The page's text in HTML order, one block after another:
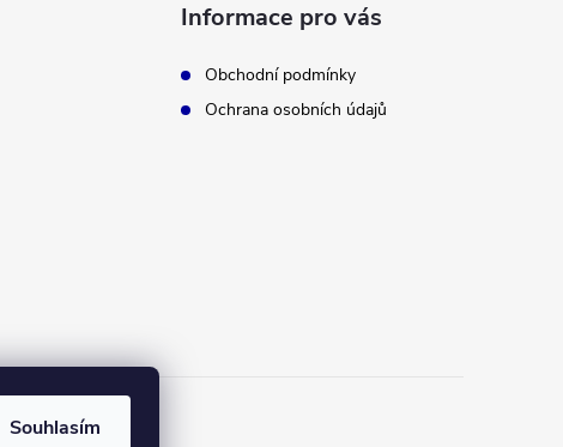
Souhlasím
Informace pro vás
Obchodní podmínky
Ochrana osobních údajů